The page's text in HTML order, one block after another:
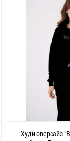
Худи оверсайз